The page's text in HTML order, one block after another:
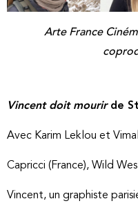
Arte France
Vincent doit mourirde
Avec Karim Leklou et
Capricci (France), Wild
Vincent, un graphiste